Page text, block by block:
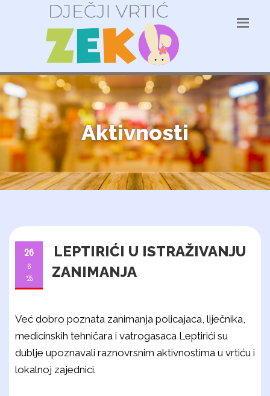
Aktivnosti
26
6
'25
LEPTIRIĆI U ISTRAŽIVANJU
ZANIMANJA
Već dobro poznata zanimanja policajaca, liječnika,
medicinskih tehničara i vatrogasaca Leptirići su
dublje upoznavali raznovrsnim aktivnostima u vrtiću i
lokalnoj zajednici.